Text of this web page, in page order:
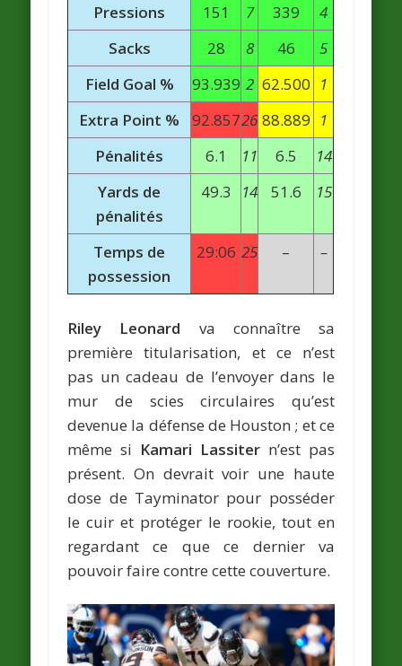
Pressions
151 7 339
4
Sacks
28 8 46
5
Field Goal %
93.939 2 62.500 1
Extra Point %
92.85726 88.889 1
Pénalités
6.1 11 6.5
14
Yards de
pénalités
49.3 14 51.6 15
Temps de
possession
29:06 25 – –
Riley Leonard va connaître sa
première titularisation, et ce n’est
pas un cadeau de l’envoyer dans le
mur de scies circulaires qu’est
devenue la défense de Houston ; et ce
même si Kamari Lassiter n’est pas
présent. On devrait voir une haute
dose de Tayminator pour posséder
le cuir et protéger le rookie, tout en
regardant ce que ce dernier va
pouvoir faire contre cette couverture.